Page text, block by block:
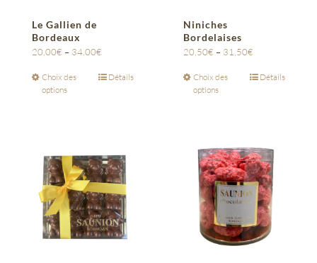
Le Gallien de
Bordeaux
20,00€ – 34,00€
Choix des
options
Détails
Niniches
Bordelaises
20,50€ – 31,50€
Choix des
options
Détails